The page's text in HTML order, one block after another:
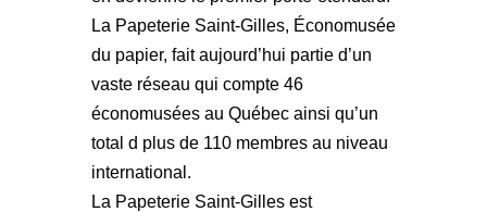
La Papeterie Saint-Gilles, Économusée
du papier, fait aujourd’hui partie d’un
vaste réseau qui compte 46
économusées au Québec ainsi qu’un
total d plus de 110 membres au niveau
international.
La Papeterie Saint-Gilles est